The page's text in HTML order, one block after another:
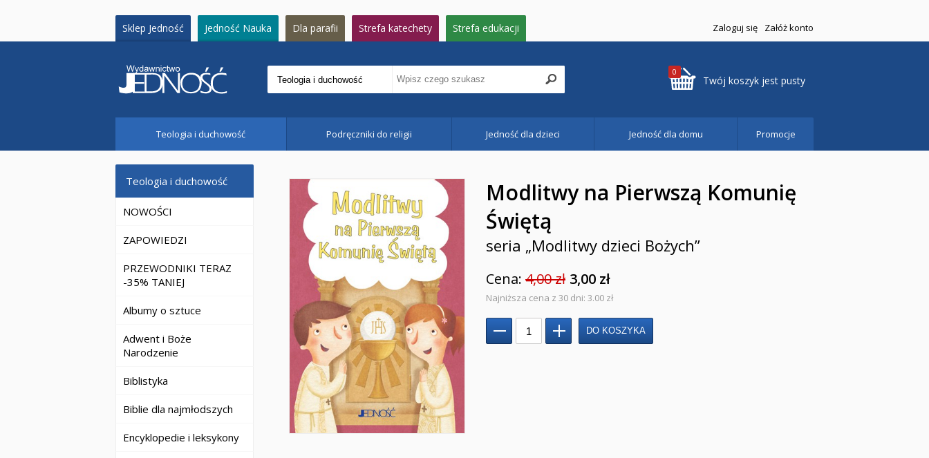
Sklep Jedność Jedność Nauka Dla parafii Strefa katechety Strefa edukacji Zaloguj się Załóż konto
0
Twój koszyk jest pusty
Teologia i duchowość Podręczniki do religii Jedność dla dzieci Jedność dla domu Promocje
Teologia i duchowość
NOWOŚCI
ZAPOWIEDZI
PRZEWODNIKI TERAZ
-35% TANIEJ
Albumy o sztuce
Adwent i Boże
Narodzenie
Biblistyka
Biblie dla najmłodszych
Encyklopedie i leksykony
Modlitwy na Pierwszą Komunię
Świętą
seria „Modlitwy dzieci Bożych”
Cena: 4,00 zł 3,00 zł
Najniższa cena z 30 dni: 3.00 zł